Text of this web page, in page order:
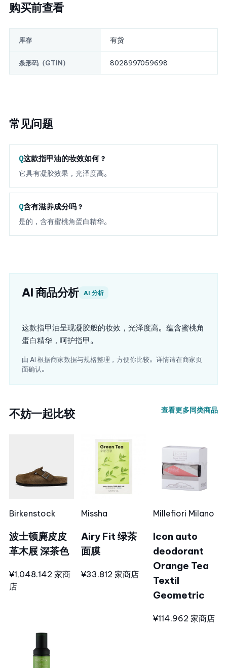
购买前查看
库存 有货
条形码（GTIN） 8028997059698
常见问题
这款指甲油的妆效如何？
它具有凝胶效果，光泽度高。
含有滋养成分吗？
是的，含有蜜桃角蛋白精华。
AI 商品分析 AI 分析
这款指甲油呈现凝胶般的妆效，光泽度高。蕴含蜜桃角
蛋白精华，呵护指甲。
由 AI 根据商家数据与规格整理，方便你比较。详情请在商家页
面确认。
不妨一起比较 查看更多同类商品
Birkenstock
波士顿麂皮皮
革木屐 深茶色
¥1,048.142 家商
店
Missha
Airy Fit 绿茶
面膜
¥33.812 家商店
Millefiori Milano
Icon auto
deodorant
Orange Tea
Textil
Geometric
¥114.962 家商店